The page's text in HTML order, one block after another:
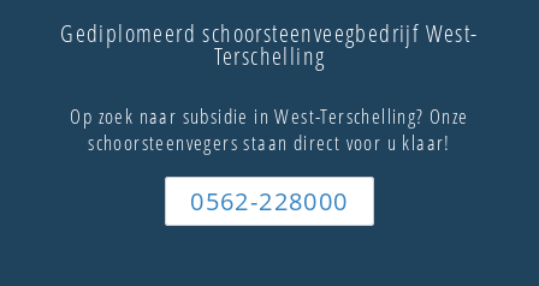
Gediplomeerd schoorsteenveegbedrijf West-
Terschelling
Op zoek naar subsidie in West-Terschelling? Onze
schoorsteenvegers staan direct voor u klaar!
0562-228000